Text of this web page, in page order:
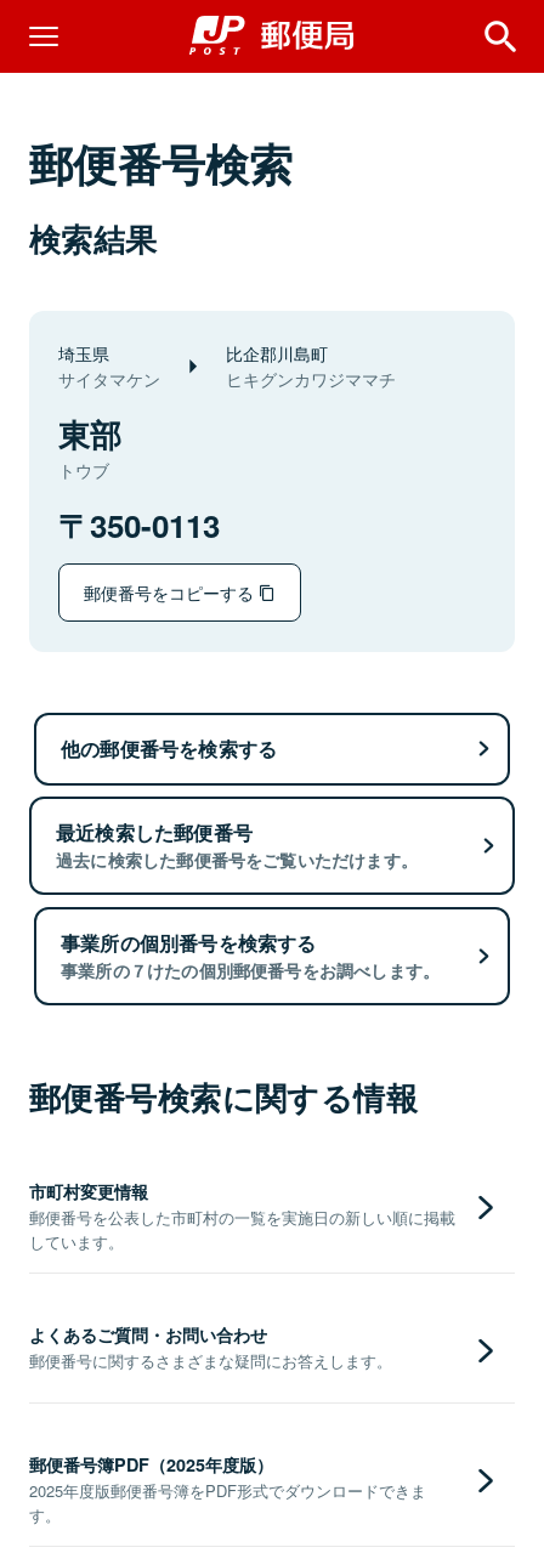
郵便番号検索
検索結果
埼玉県
サイタマケン
比企郡川島町
ヒキグンカワジママチ
東部
トウブ
350-0113
郵便番号をコピーする
他の郵便番号を検索する
最近検索した郵便番号
過去に検索した郵便番号をご覧いただけます。
事業所の個別番号を検索する
事業所の７けたの個別郵便番号をお調べします。
郵便番号検索に関する情報
市町村変更情報
郵便番号を公表した市町村の一覧を実施日の新しい順に掲載
しています。
よくあるご質問・お問い合わせ
郵便番号に関するさまざまな疑問にお答えします。
郵便番号簿PDF（2025年度版）
2025年度版郵便番号簿をPDF形式でダウンロードできま
す。